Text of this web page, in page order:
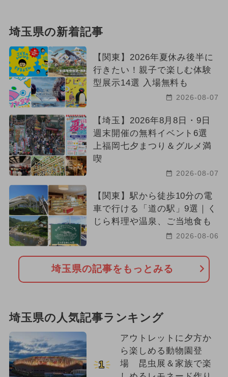
埼玉県の新着記事
【関東】2026年夏休み後半に
行きたい！親子で楽しむ体験
型展示14選 入場無料も
2026-08-07
【埼玉】2026年8月8日・9日
週末開催の無料イベント6選
上福岡七夕まつり＆グルメ満
喫
2026-08-07
【関東】駅から徒歩10分の電
車で行ける「道の駅」9選｜く
じら料理や温泉、ご当地食も
2026-08-06
埼玉県の記事をもっとみる
埼玉県の人気記事ランキング
1
アウトレットに夕方か
ら楽しめる動物園登
場 昆虫展＆家族で楽